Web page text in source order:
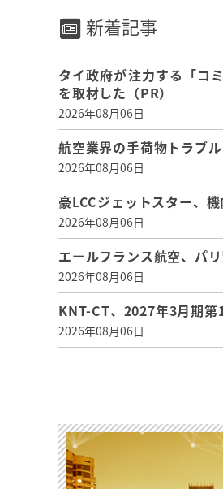
新着記事
タイ政府が注力する「コ
を取材した（PR）
2026年08月06日
航空業界の手荷物トラブ
2026年08月06日
豪LCCジェットスター、
2026年08月06日
エールフランス航空、パ
2026年08月06日
KNT-CT、2027年3月期
2026年08月06日